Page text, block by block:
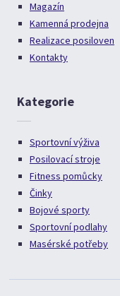
Magazín
Kamenná prodejna
Realizace posiloven
Kontakty
Kategorie
Sportovní výživa
Posilovací stroje
Fitness pomůcky
Činky
Bojové sporty
Sportovní podlahy
Masérské potřeby